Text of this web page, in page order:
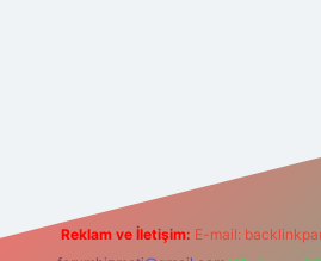
Reklam ve İletişim: E-mail: